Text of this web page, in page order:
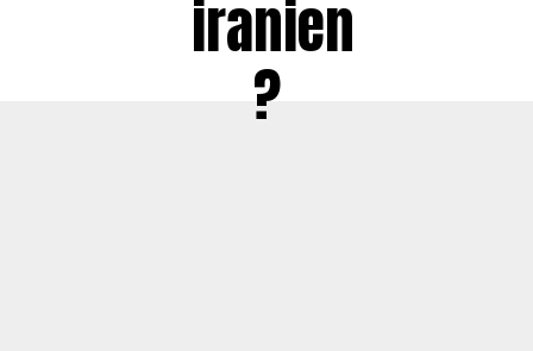
iranien
?